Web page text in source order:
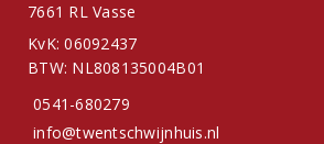
7661 RL Vasse
KvK: 06092437
BTW: NL808135004B01
0541-680279
info@twentschwijnhuis.nl